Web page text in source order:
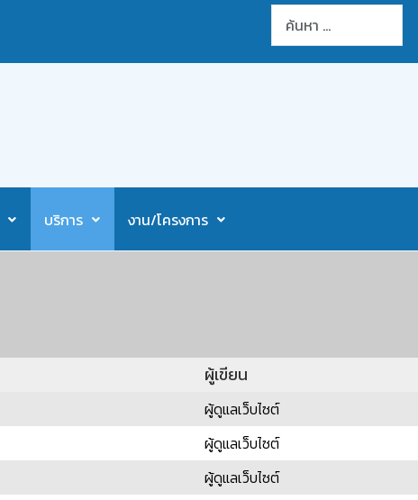
การค้นหา
บริการ งาน/โครงการ
ผู้เขียน
ผู้ดูแลเว็บไซต์
ผู้ดูแลเว็บไซต์
ผู้ดูแลเว็บไซต์